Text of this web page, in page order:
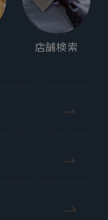
店舗検索